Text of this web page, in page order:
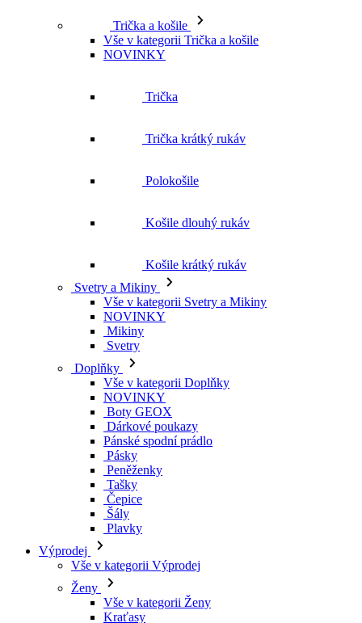
Trička a košile
Vše v kategorii Trička a košile
NOVINKY
Trička
Trička krátký rukáv
Polokošile
Košile dlouhý rukáv
Košile krátký rukáv
Svetry a Mikiny
Vše v kategorii Svetry a Mikiny
NOVINKY
Mikiny
Svetry
Doplňky
Vše v kategorii Doplňky
NOVINKY
Boty GEOX
Dárkové poukazy
Pánské spodní prádlo
Pásky
Peněženky
Tašky
Čepice
Šály
Plavky
Výprodej
Vše v kategorii Výprodej
Ženy
Vše v kategorii Ženy
Kraťasy